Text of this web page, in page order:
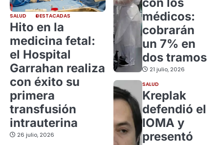
SALUD DESTACADAS
Hito en la
medicina fetal:
el Hospital
Garrahan realiza
con éxito su
primera
transfusión
intrauterina
26 julio, 2026
con los
médicos:
cobrarán
un 7% en
dos tramos
21 julio, 2026
SALUD
Kreplak
defendió el
IOMA y
presentó